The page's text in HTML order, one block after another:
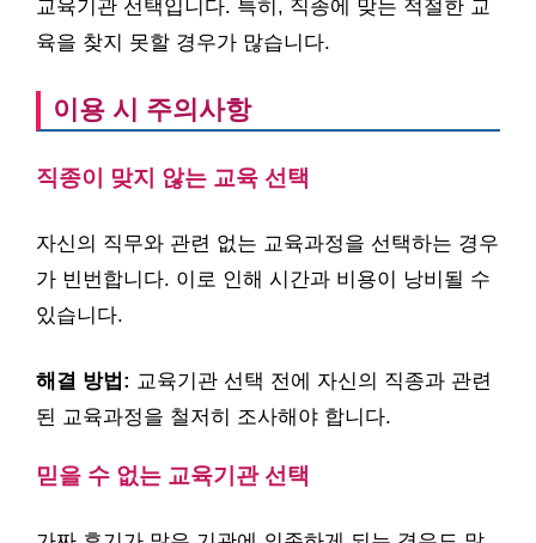
교육기관 선택입니다. 특히, 직종에 맞는 적절한 교
육을 찾지 못할 경우가 많습니다.
이용 시 주의사항
직종이 맞지 않는 교육 선택
자신의 직무와 관련 없는 교육과정을 선택하는 경우
가 빈번합니다. 이로 인해 시간과 비용이 낭비될 수
있습니다.
해결 방법: 교육기관 선택 전에 자신의 직종과 관련
된 교육과정을 철저히 조사해야 합니다.
믿을 수 없는 교육기관 선택